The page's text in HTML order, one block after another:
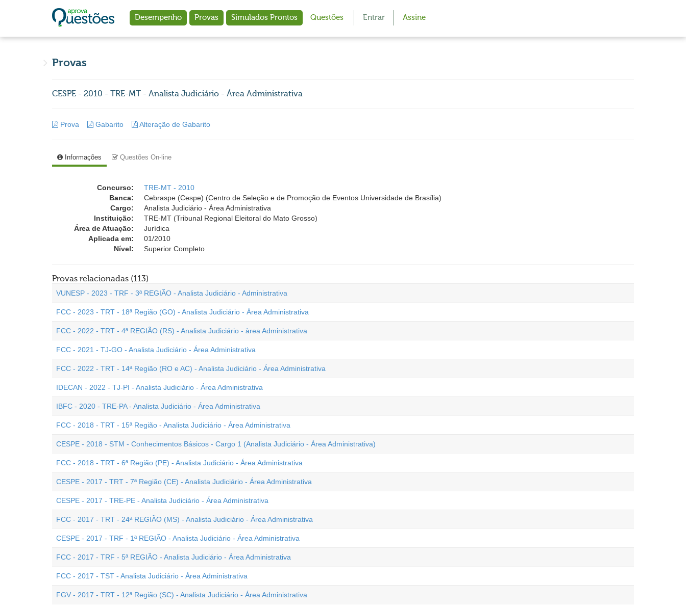
Desempenho Provas Simulados Prontos Questões Entrar Assine
Provas
CESPE - 2010 - TRE-MT - Analista Judiciário - Área Administrativa
Prova Gabarito Alteração de Gabarito
Informações Questões On-line
Concurso:
TRE-MT - 2010
Banca:
Cebraspe (Cespe) (Centro de Seleção e de Promoção de Eventos Universidade de Brasília)
Cargo:
Analista Judiciário - Área Administrativa
Instituição:
TRE-MT (Tribunal Regional Eleitoral do Mato Grosso)
Área de Atuação:
Jurídica
Aplicada em:
01/2010
Nível:
Superior Completo
Provas relacionadas (113)
VUNESP - 2023 - TRF - 3ª REGIÃO - Analista Judiciário - Administrativa
FCC - 2023 - TRT - 18ª Região (GO) - Analista Judiciário - Área Administrativa
FCC - 2022 - TRT - 4ª REGIÃO (RS) - Analista Judiciário - àrea Administrativa
FCC - 2021 - TJ-GO - Analista Judiciário - Área Administrativa
FCC - 2022 - TRT - 14ª Região (RO e AC) - Analista Judiciário - Área Administrativa
IDECAN - 2022 - TJ-PI - Analista Judiciário - Área Administrativa
IBFC - 2020 - TRE-PA - Analista Judiciário - Área Administrativa
FCC - 2018 - TRT - 15ª Região - Analista Judiciário - Área Administrativa
CESPE - 2018 - STM - Conhecimentos Básicos - Cargo 1 (Analista Judiciário - Área Administrativa)
FCC - 2018 - TRT - 6ª Região (PE) - Analista Judiciário - Área Administrativa
CESPE - 2017 - TRT - 7ª Região (CE) - Analista Judiciário - Área Administrativa
CESPE - 2017 - TRE-PE - Analista Judiciário - Área Administrativa
FCC - 2017 - TRT - 24ª REGIÃO (MS) - Analista Judiciário - Área Administrativa
CESPE - 2017 - TRF - 1ª REGIÃO - Analista Judiciário - Área Administrativa
FCC - 2017 - TRF - 5ª REGIÃO - Analista Judiciário - Área Administrativa
FCC - 2017 - TST - Analista Judiciário - Área Administrativa
FGV - 2017 - TRT - 12ª Região (SC) - Analista Judiciário - Área Administrativa